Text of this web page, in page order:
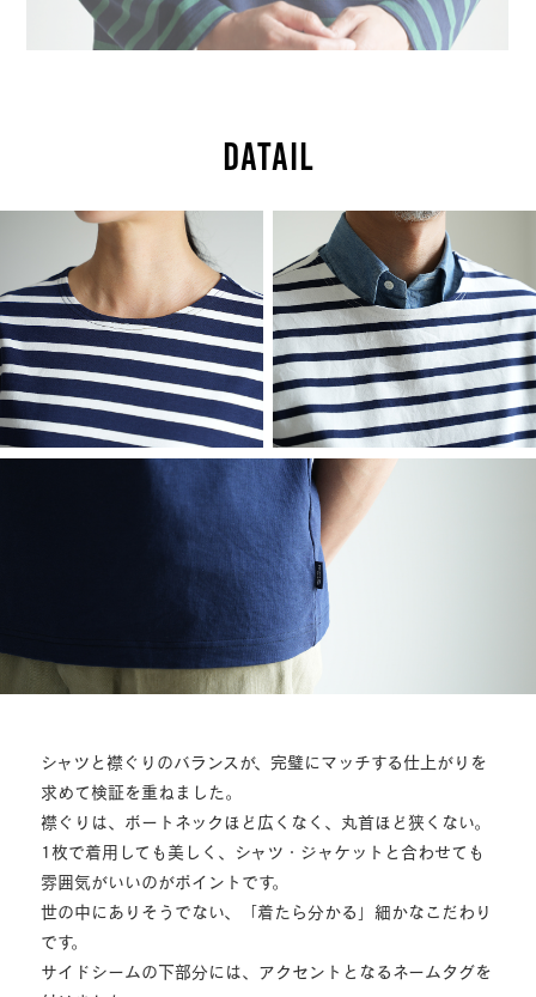
Datail
シャツと襟ぐりのバランスが、完璧にマッチする仕上がりを
求めて検証を重ねました。
襟ぐりは、ボートネックほど広くなく、丸首ほど狭くない。
1枚で着用しても美しく、シャツ・ジャケットと合わせても
雰囲気がいいのがポイントです。
世の中にありそうでない、「着たら分かる」細かなこだわり
です。
サイドシームの下部分には、アクセントとなるネームタグを